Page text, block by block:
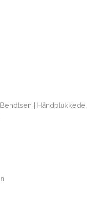
Bendtsen | Håndplukkede,